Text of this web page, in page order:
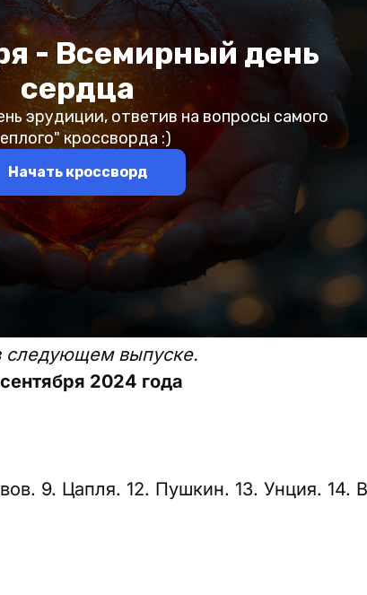
следующем выпуске.
2024 года
9. Цапля. 12. Пушкин. 13. Унция. 14.